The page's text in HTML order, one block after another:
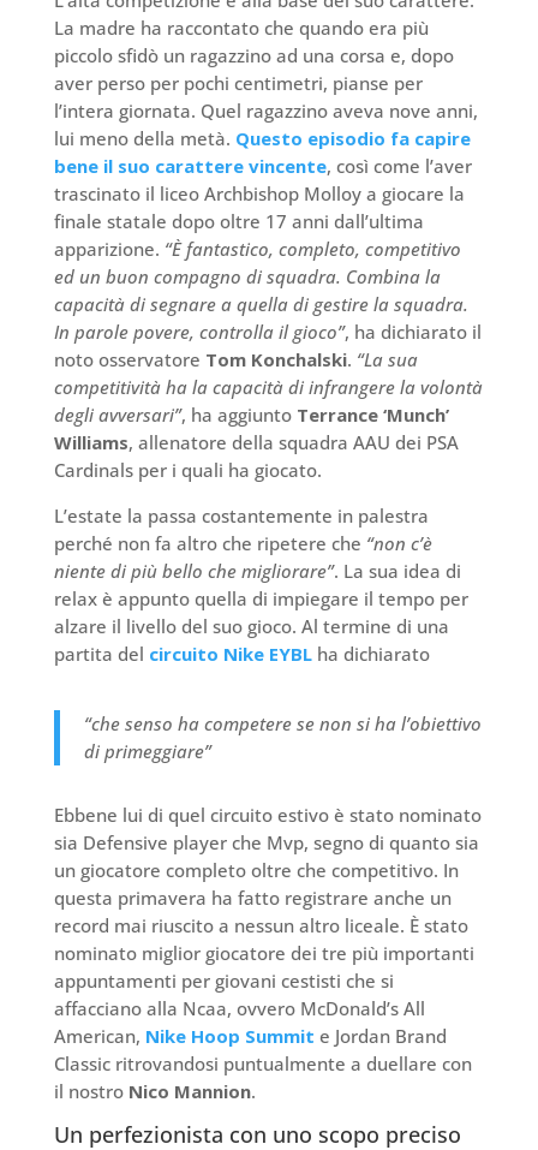
La madre ha raccontato che quando era più
piccolo sfidò un ragazzino ad una corsa e, dopo
aver perso per pochi centimetri, pianse per
l’intera giornata. Quel ragazzino aveva nove anni,
lui meno della metà. Questo episodio fa capire
bene il suo carattere vincente, così come l’aver
trascinato il liceo Archbishop Molloy a giocare la
finale statale dopo oltre 17 anni dall’ultima
apparizione. “È fantastico, completo, competitivo
ed un buon compagno di squadra. Combina la
capacità di segnare a quella di gestire la squadra.
In parole povere, controlla il gioco”, ha dichiarato il
noto osservatore Tom Konchalski. “La sua
competitività ha la capacità di infrangere la volontà
degli avversari”, ha aggiunto Terrance ‘Munch’
Williams, allenatore della squadra AAU dei PSA
Cardinals per i quali ha giocato.
L’estate la passa costantemente in palestra
perché non fa altro che ripetere che “non c’è
niente di più bello che migliorare”. La sua idea di
relax è appunto quella di impiegare il tempo per
alzare il livello del suo gioco. Al termine di una
partita del circuito Nike EYBLha dichiarato
“che senso ha competere se non si ha l’obiettivo
di primeggiare”
Ebbene lui di quel circuito estivo è stato nominato
sia Defensive player che Mvp, segno di quanto sia
un giocatore completo oltre che competitivo. In
questa primavera ha fatto registrare anche un
record mai riuscito a nessun altro liceale. È stato
nominato miglior giocatore dei tre più importanti
appuntamenti per giovani cestisti che si
affacciano alla Ncaa, ovvero McDonald’s All
American, Nike Hoop Summit e Jordan Brand
Classic ritrovandosi puntualmente a duellare con
il nostro Nico Mannion.
Un perfezionista con uno scopo preciso